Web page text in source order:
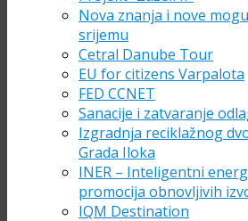
Nova znanja i nove
srijemu
Cetral Danube Tour
EU for citizens Varpalota
FED CCNET
Sanacije i zatvaranje
Izgradnja reciklažnog
Grada Iloka
INER – Inteligentni
promocija obnovljivih
IQM Destination